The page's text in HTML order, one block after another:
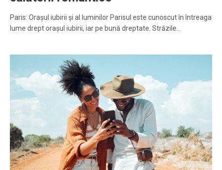
Paris: Orașul iubirii și al luminilor Parisul este cunoscut în întreaga
lume drept orașul iubirii, iar pe bună dreptate. Străzile…